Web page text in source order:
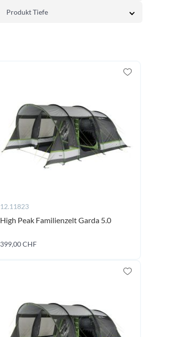
Produkt Tiefe
12.11823
High Peak Familienzelt Garda 5.0
399,00 CHF